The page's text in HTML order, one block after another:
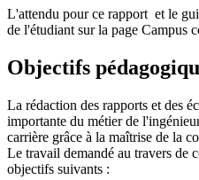
L'attendu pour ce rapport et le
de l'étudiant sur la page Campus
Objectifs
La rédaction des rapports et des
importante du métier de
carrière grâce à la maîtrise de la
Le travail demandé au travers de
objectifs suivants :